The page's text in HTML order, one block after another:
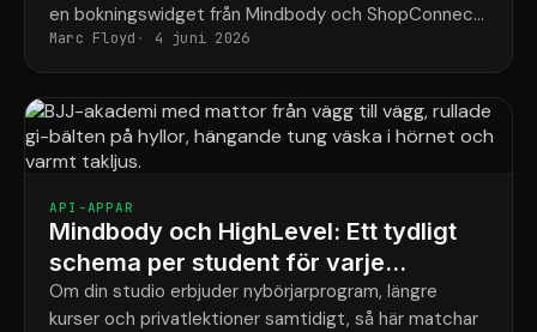
en bokningswidget från Mindbody och ShopConnect
den luckan för gott.
Marc Floyd 4 juni 2026
API-APPAR
Mindbody och HighLevel: Ett tydligt
schema per student för varje
program
Om din studio erbjuder nybörjarprogram, längre
kurser och privatlektioner samtidigt, så här matchar